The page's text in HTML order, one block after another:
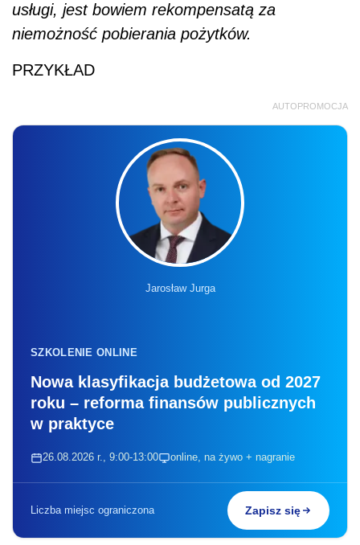
usługi, jest bowiem rekompensatą za
niemożność pobierania pożytków.
PRZYKŁAD
AUTOPROMOCJA
Jarosław Jurga
SZKOLENIE ONLINE
Nowa klasyfikacja budżetowa od 2027
roku – reforma finansów publicznych
w praktyce
26.08.2026 r., 9:00-13:00 online, na żywo + nagranie
Liczba miejsc ograniczona Zapisz się